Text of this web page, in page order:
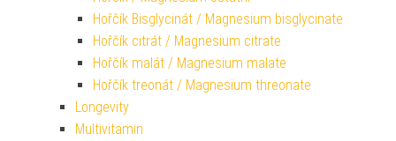
Hořčík Bisglycinát / Magnesium bisglycinate
Hořčík citrát / Magnesium citrate
Hořčík malát / Magnesium malate
Hořčík treonát / Magnesium threonate
Longevity
Multivitamin